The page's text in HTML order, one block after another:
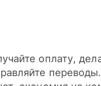
оплату,